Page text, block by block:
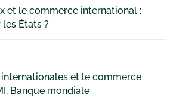
et le commerce international :
États ?
et le commerce
Banque mondiale